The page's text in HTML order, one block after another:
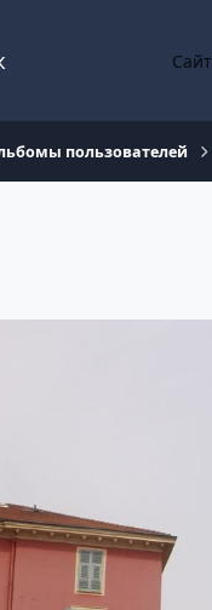
Сайт
пользователей